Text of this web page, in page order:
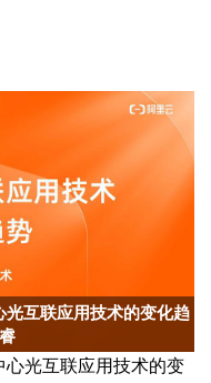
互联应用技术的变化趋
光互联应用技术的变